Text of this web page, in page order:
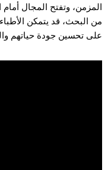
المزمن، وتفتح المجال
من البحث، قد يتمكن
على تحسين جودة حياتهم